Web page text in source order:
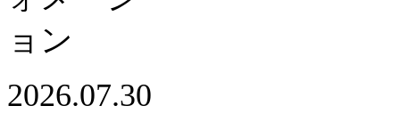
2026.07.30